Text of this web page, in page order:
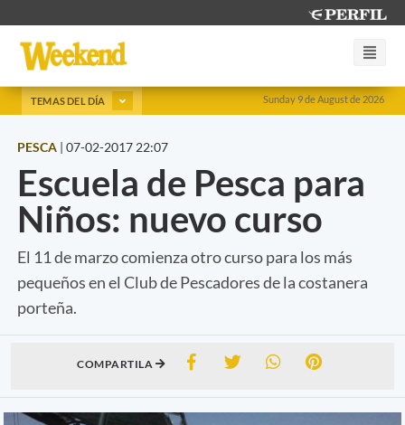
Sunday 9 de August de 2026
TEMAS DEL DÍA
PESCA | 07-02-2017 22:07
Escuela de Pesca para
Niños: nuevo curso
El 11 de marzo comienza otro curso para los más
pequeños en el Club de Pescadores de la costanera
porteña.
COMPARTILA